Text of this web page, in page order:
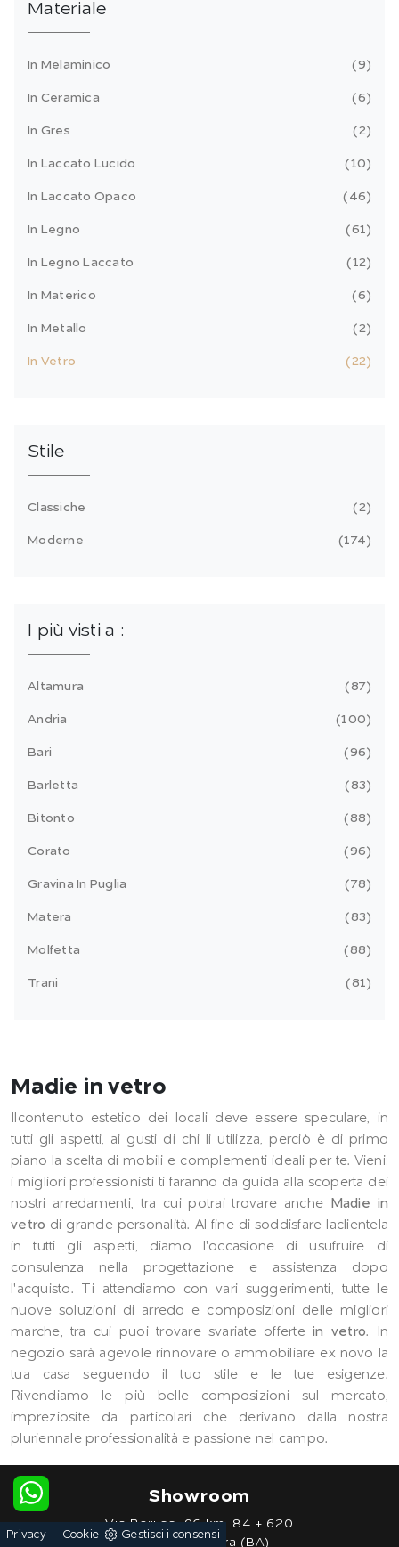
Materiale
In Melaminico 9
In Ceramica 6
In Gres 2
In Laccato Lucido 10
In Laccato Opaco 46
In Legno 61
In Legno Laccato 12
In Materico 6
In Metallo 2
In Vetro 22
Stile
Classiche 2
Moderne 174
I più visti a :
Altamura 87
Andria 100
Bari 96
Barletta 83
Bitonto 88
Corato 96
Gravina In Puglia 78
Matera 83
Molfetta 88
Trani 81
Madie in vetro
Ilcontenuto estetico dei locali deve essere speculare, in
tutti gli aspetti, ai gusti di chi li utilizza, perciò è di primo
piano la scelta di mobili e complementi ideali per te. Vieni:
i migliori professionisti ti faranno da guida alla scoperta dei
nostri arredamenti, tra cui potrai trovare anche Madie in
vetro di grande personalità. Al fine di soddisfare laclientela
in tutti gli aspetti, diamo l'occasione di usufruire di
consulenza nella progettazione e assistenza dopo
l'acquisto. Ti attendiamo con vari suggerimenti, tutte le
nuove soluzioni di arredo e composizioni delle migliori
marche, tra cui puoi trovare svariate offertein vetro. In
negozio sarà agevole rinnovare o ammobiliare ex novo la
tua casa seguendo il tuo stile e le tue esigenze.
Rivendiamo le più belle composizioni sul mercato,
impreziosite da particolari che derivano dalla nostra
pluriennale professionalità e passione nel campo.
Showroom
Via Bari ss. 96 km. 84 + 620
70022 Altamura (BA)
Privacy- Cookie Gestisci i consensi